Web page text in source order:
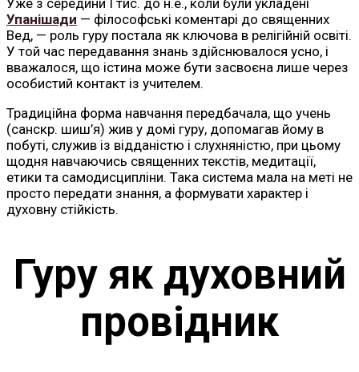
Упанішади — філософські коментарі до священних
Вед, — роль гуру постала як ключова в релігійній освіті.
У той час передавання знань здійснювалося усно, і
вважалося, що істина може бути засвоєна лише через
особистий контакт із учителем.
Традиційна форма навчання передбачала, що учень
(санскр. шиш’я) жив у домі гуру, допомагав йому в
побуті, служив із відданістю і слухняністю, при цьому
щодня навчаючись священних текстів, медитації,
етики та самодисципліни. Така система мала на меті не
просто передати знання, а формувати характер і
духовну стійкість.
Гуру як духовний
провідник